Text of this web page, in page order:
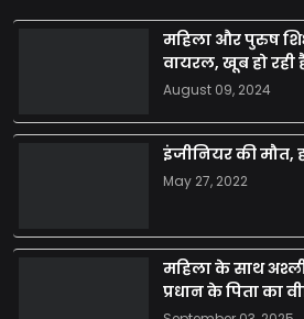
महिला और पुरुष
वायरल, खूब हो
August 09, 2024
इंजीनियर की मौत,
May 27, 2022
महिला के साथ
प्रधान के पिता का